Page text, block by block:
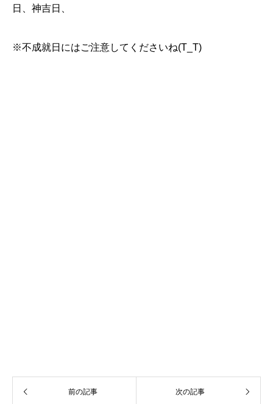
日、神吉日、
※不成就日にはご注意してくださいね(T_T)
前の記事 次の記事